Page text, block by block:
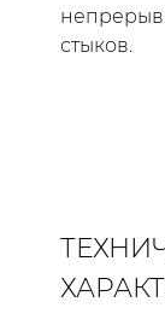
стыков.